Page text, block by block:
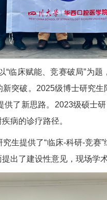
临床赋能、竞赛破局”为
突破。2025级博士研究
了新思路。2023级硕士
病的诊疗路径。
生提供了“临床-科研-竞赛
出了建设性意见，现场学